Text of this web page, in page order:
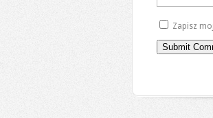
Zapisz